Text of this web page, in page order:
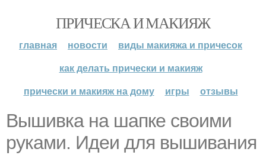
ПРИЧЕСКА И МАКИЯЖ
главная новости
виды макияжа и причесок
как делать прически и макияж
прически и макияж на дому
игры отзывы
Вышивка на шапке своими
руками. Идеи для вышивания